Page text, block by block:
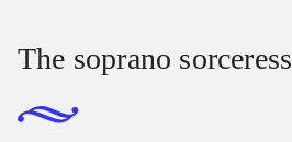
The soprano sorceress